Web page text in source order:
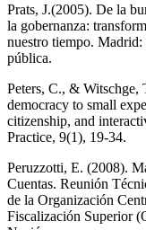
Prats, J.(2005). De la
la gobernanza:
nuestro tiempo.
pública.
Peters, C., & Witschge,
democracy to small
citizenship, and
Practice, 9(1), 19-34.
Peruzzotti, E. (2008).
Cuentas. Reunión
de la Organización
Fiscalización Superior